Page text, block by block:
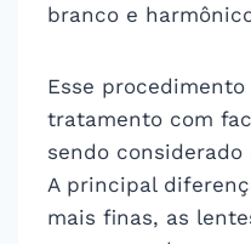
branco e
Esse
tratamento com
sendo considerado
A principal
mais finas, as